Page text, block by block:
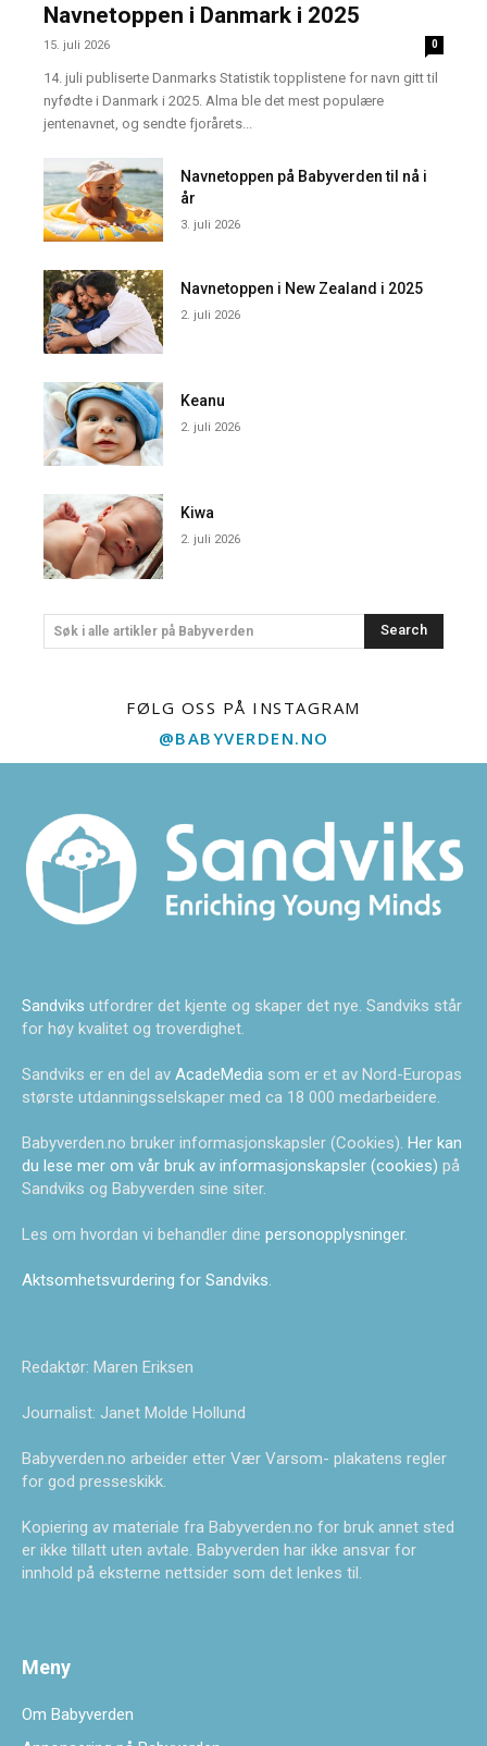
Navnetoppen i Danmark i 2025
15. juli 2026 0
14. juli publiserte Danmarks Statistik topplistene for navn gitt til
nyfødte i Danmark i 2025. Alma ble det mest populære
jentenavnet, og sendte fjorårets...
Navnetoppen på Babyverden til nå i
år
3. juli 2026
Navnetoppen i New Zealand i 2025
2. juli 2026
Keanu
2. juli 2026
Kiwa
2. juli 2026
Søk i alle artikler på Babyverden Search
FØLG OSS PÅ INSTAGRAM
@BABYVERDEN.NO
Sandviks utfordrer det kjente og skaper det nye. Sandviks står
for høy kvalitet og troverdighet.
Sandviks er en del av AcadeMedia som er et av Nord-Europas
største utdanningsselskaper med ca 18 000 medarbeidere.
Babyverden.no bruker informasjonskapsler (Cookies). Her kan
du lese mer om vår bruk av informasjonskapsler (cookies) på
Sandviks og Babyverden sine siter.
Les om hvordan vi behandler dine personopplysninger.
Aktsomhetsvurdering for Sandviks.
Redaktør: Maren Eriksen
Journalist: Janet Molde Hollund
Babyverden.no arbeider etter Vær Varsom- plakatens regler
for god presseskikk.
Kopiering av materiale fra Babyverden.no for bruk annet sted
er ikke tillatt uten avtale. Babyverden har ikke ansvar for
innhold på eksterne nettsider som det lenkes til.
Meny
Om Babyverden